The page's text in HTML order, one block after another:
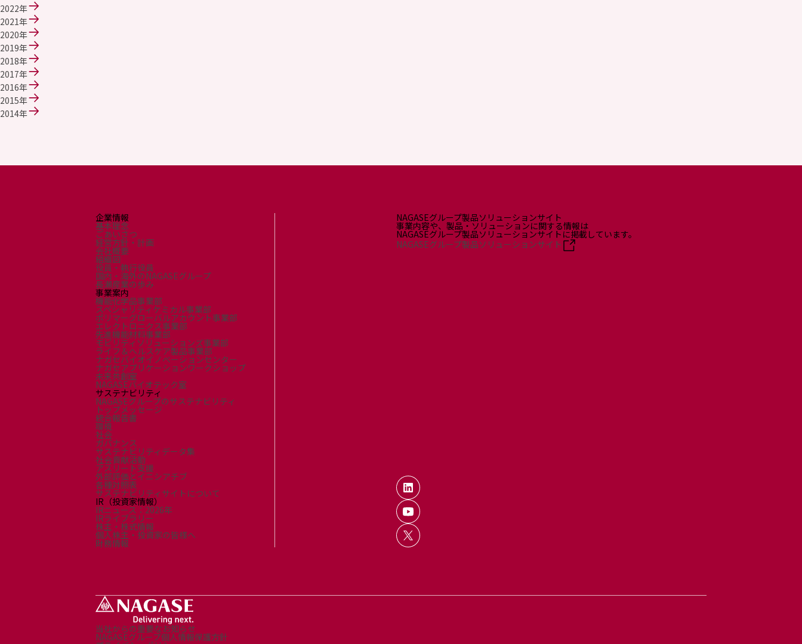
個人株主・投資家の皆様へ
株主・株式情報
財務情報
サステナビリティ
NAGASEグループのサステナビリティ
トップメッセージ
統合報告書
環境
社会貢献活動
サステナビリティサイトについて
新卒採用（総合・事務職）
NAGASEグループ採用情報
2022年
2021年
2020年
2019年
2018年
2017年
2016年
2015年
2014年
企業情報
基本理念
ごあいさつ
経営方針・計画
会社概要
組織図
役員・執行役員
国内・海外のNAGASEグループ
長瀬産業の歩み
事業案内
機能化学品事業部
スペシャリティケミカル事業部
ポリマーグローバルアカウント事業部
エレクトロニクス事業部
先進機能材料事業部
モビリティソリューションズ事業部
ライフ＆ヘルスケア製品事業部
ナガセバイオイノベーションセンター
ナガセアプリケーションワークショップ
未来共創室
NAGASEバイオテック室
サステナビリティ
NAGASEグループのサステナビリティ
トップメッセージ
統合報告書
環境
社会
ガバナンス
サステナビリティデータ集
社会貢献活動
アスリート支援
外部評価とイニシアチブ
各種対照表
サステナビリティサイトについて
IR（投資家情報）
IRニュース：2026年
IRライブラリー
株主・株式情報
個人株主・投資家の皆様へ
財務情報
NAGASEグループ製品ソリューションサイト
事業内容や、製品・ソリューションに関する情報は
NAGASEグループ製品ソリューションサイトに掲載しています。
NAGASEグループ製品ソリューションサイト
当社からの重要なお知らせ
NAGASEグループ個人情報保護方針